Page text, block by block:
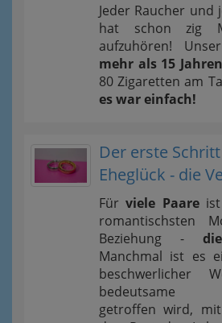
Jeder Raucher und
hat schon zig
aufzuhören!
mehr als 15
80 Zigaretten am
es war einfach!
Der erste
Eheglück - die
Fürviele Paareist
romantischsten
Beziehung -
Manchmal ist es
beschwerlicher
bedeutsame
getroffen wird,